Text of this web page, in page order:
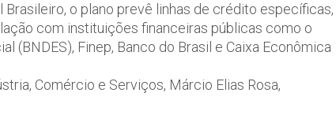
o plano prevê linhas de crédito específicas,
com instituições financeiras públicas como o
(BNDES), Finep, Banco do Brasil e Caixa Econômica
Comércio e Serviços, Márcio Elias Rosa,